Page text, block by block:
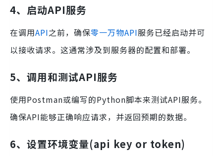
4、启动API服务
在调用API之前，确保零一万物API服务已经启动并可
以接收请求。这通常涉及到服务器的配置和部署。
5、调用和测试API服务
使用Postman或编写的Python脚本来测试API服务。
确保API能够正确响应请求，并返回预期的数据。
6、设置环境变量(api key or token)